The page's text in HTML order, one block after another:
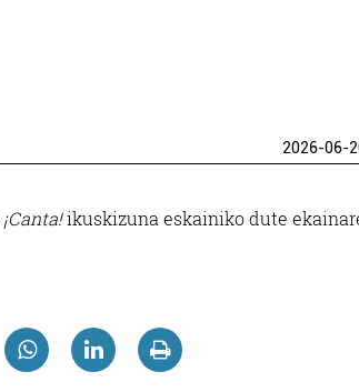
2026-06-
¡Canta!ikuskizuna eskainiko dute